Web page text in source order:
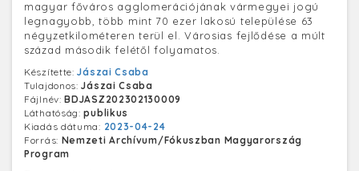
magyar főváros agglomerációjának vármegyei jogú
legnagyobb, több mint 70 ezer lakosú települése 63
négyzetkilométeren terül el. Városias fejlődése a múlt
század második felétől folyamatos.
Készítette:Jászai Csaba
Tulajdonos:Jászai Csaba
Fájlnév:BDJASZ202302130009
Láthatóság:publikus
Kiadás dátuma: 2023-04-24
Forrás: Nemzeti Archívum/Fókuszban Magyarország
Program